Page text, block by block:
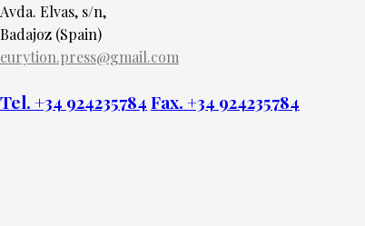
Avda. Elvas, s/n,
Badajoz (Spain)
eurytion.press@gmail.com
Tel. +34 924235784Fax. +34 924235784